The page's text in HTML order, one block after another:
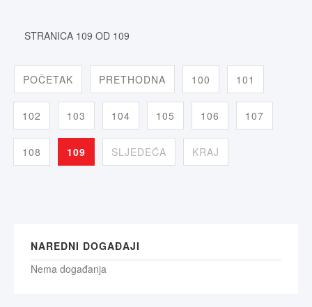
STRANICA 109 OD 109
POČETAK PRETHODNA 100 101
102 103 104 105 106 107
108 109 SLJEDEĆA KRAJ
NAREDNI DOGAĐAJI
Nema događanja